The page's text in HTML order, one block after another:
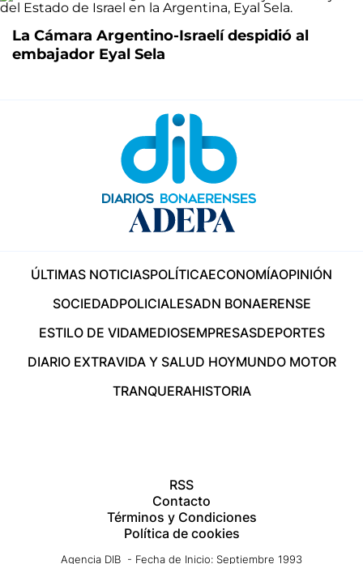
La Cámara Argentino-Israelí despidió al
embajador Eyal Sela
ÚLTIMAS NOTICIASPOLÍTICAECONOMÍAOPINIÓN
SOCIEDADPOLICIALESADN BONAERENSE
ESTILO DE VIDAMEDIOSEMPRESASDEPORTES
DIARIO EXTRAVIDA Y SALUD HOYMUNDO MOTOR
TRANQUERAHISTORIA
RSS
Contacto
Términos y Condiciones
Política de cookies
Agencia DIB - Fecha de Inicio: Septiembre 1993